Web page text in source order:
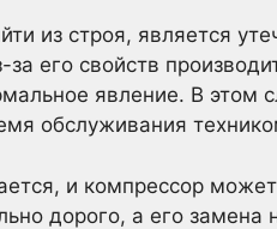
из строя, является
его свойств
явление. В этом
обслуживания
и компрессор
дорого, а его замена